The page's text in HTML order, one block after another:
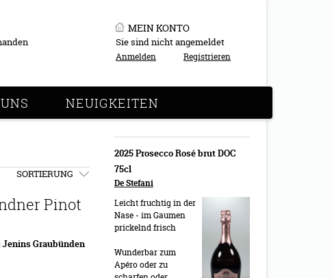
MEIN KONTO
Sie sind nicht angemeldet
Anmelden Registrieren
NEUIGKEITEN
SORTIERUNG
Pinot
Graubünden
2025 Prosecco Rosé brut DOC
75cl
De Stefani
Leicht fruchtig in der
Nase - im Gaumen
prickelnd frisch
Wunderbar zum
Apéro oder zu